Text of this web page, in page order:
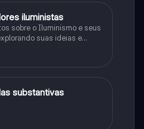
iluministas
sobre o Iluminismo e seus
suas ideias e
substantivas